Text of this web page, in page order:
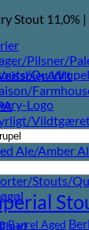
Pilsner/
Wit
Melomel/
Ale/Amber
Ale/Dark
Stouts/
Stout 11,0% |
Quadrupel
Barrel Aged